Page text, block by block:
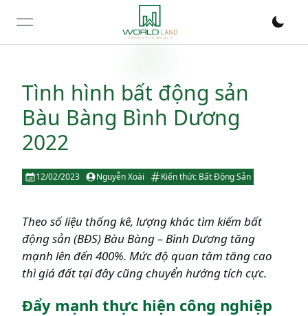
open navigation menu
Tình hình bất động sản
Bàu Bàng Bình Dương
2022
12/02/2023 Nguyễn Xoài Kiến thức Bất Động Sản
Theo số liệu thống kê, lượng khác tìm kiếm bất
động sản (BĐS) Bàu Bàng – Bình Dương tăng
mạnh lên đến 400%. Mức độ quan tâm tăng cao
thì giá đất tại đây cũng chuyển hướng tích cực.
Đẩy mạnh thực hiện công nghiệp